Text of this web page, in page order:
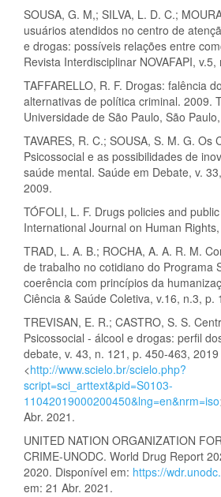
SOUSA, G. M,; SILVA, L. D. C.;
usuários atendidos no centro de
e drogas: possíveis relações entre
Revista Interdisciplinar NOVAFAPI,
TAFFARELLO, R. F. Drogas: falência
alternativas de política criminal. 2009.
Universidade de São Paulo, São
TAVARES, R. C.; SOUSA, S. M. G. Os
Psicossocial e as possibilidades de
saúde mental. Saúde em Debate, v.
2009.
TÓFOLI, L. F. Drugs policies and
International Journal on Human
TRAD, L. A. B.; ROCHA, A. A. R. M.
de trabalho no cotidiano do Programa
coerência com princípios da
Ciência & Saúde Coletiva, v.16, n.3, p.
TREVISAN, E. R.; CASTRO, S. S.
Psicossocial - álcool e drogas: perfil
debate, v. 43, n. 121, p. 450-463,
<http://www.scielo.br/scielo.php?
script=sci_arttext&pid=S0103-
11042019000200450&lng=en&nrm=iso
Abr. 2021.
UNITED NATION ORGANIZATION
CRIME-UNODC. World Drug Report
2020. Disponível em: https://
em: 21 Abr. 2021.